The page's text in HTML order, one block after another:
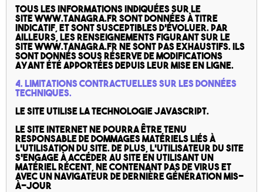
Tous les informations indiquées sur le
site www.tanagra.fr sont données à titre
indicatif, et sont susceptibles d’évoluer. Par
ailleurs, les renseignements figurant sur le
site www.tanagra.fr ne sont pas exhaustifs. Ils
sont donnés sous réserve de modifications
ayant été apportées depuis leur mise en ligne.
4. Limitations contractuelles sur les données
techniques.
Le site utilise la technologie JavaScript.
Le site Internet ne pourra être tenu
responsable de dommages matériels liés à
l’utilisation du site. De plus, l’utilisateur du site
s’engage à accéder au site en utilisant un
matériel récent, ne contenant pas de virus et
avec un navigateur de dernière génération mis-
à-jour